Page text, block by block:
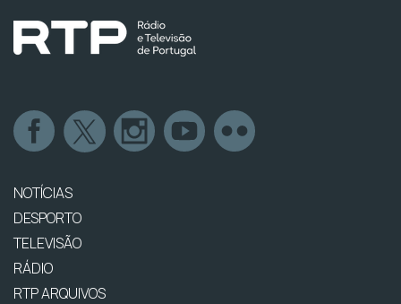
NOTÍCIAS
DESPORTO
TELEVISÃO
RÁDIO
RTP ARQUIVOS